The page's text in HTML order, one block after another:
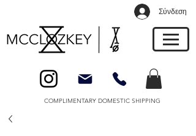
Σύνδεση
COMPLIMENTARY DOMESTIC SHIPPING